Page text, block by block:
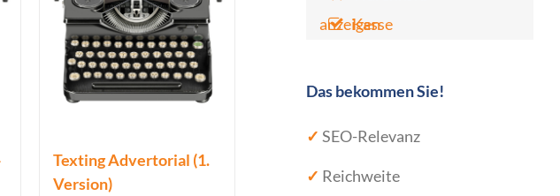
Texting Advertorial (1.
Version)
anzeigen
Kasse
Das bekommen Sie!
✓ SEO-Relevanz
✓ Reichweite